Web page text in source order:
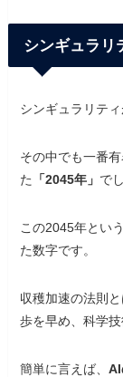
シンギュラリ
シンギュラリテ
その中でも一番有
た
「2045年」 で
この2045年とい
た数字です。
収穫加速の法則
歩を早め、科学
簡単に言えば、